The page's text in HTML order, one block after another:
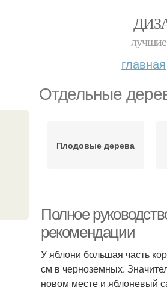
главная
Отдельные
Плодовые дерева
Полное
рекомендации
У яблони большая часть
см в черноземных.
новом месте и яблоневый